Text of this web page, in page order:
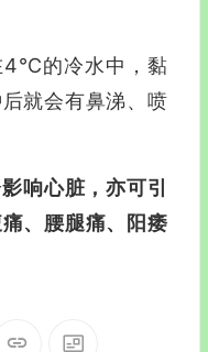
4℃的冷水中，黏
就会有鼻涕、喷
响心脏，亦可引
、腰腿痛、阳痿